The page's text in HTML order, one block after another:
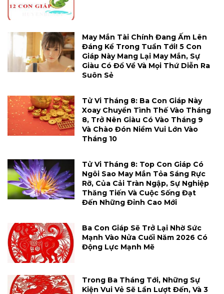
May Mắn Tài Chính Đang Ấm Lên
Đáng Kể Trong Tuần Tới! 5 Con
Giáp Này Mang Lại May Mắn, Sự
Giàu Có Đổ Về Và Mọi Thứ Diễn Ra
Suôn Sẻ
Tử Vi Tháng 8: Ba Con Giáp Này
Xoay Chuyển Tình Thế Vào Tháng
8, Trở Nên Giàu Có Vào Tháng 9
Và Chào Đón Niềm Vui Lớn Vào
Tháng 10
Tử Vi Tháng 8: Top Con Giáp Có
Ngôi Sao May Mắn Tỏa Sáng Rực
Rỡ, Của Cải Tràn Ngập, Sự Nghiệp
Thăng Tiến Và Cuộc Sống Đạt
Đến Những Đỉnh Cao Mới
Ba Con Giáp Sẽ Trở Lại Nhờ Sức
Mạnh Vào Nửa Cuối Năm 2026 Có
Động Lực Mạnh Mẽ
Trong Ba Tháng Tới, Những Sự
Kiện Vui Vẻ Sẽ Lần Lượt Đến, Và 3